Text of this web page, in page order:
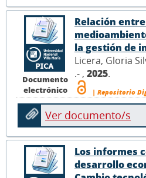
Documento
electrónico
Relación
la gestión de
Licera, Gloria
.- , 2025.
| Repositorio
Ver documento/s
Los informes
desarrollo